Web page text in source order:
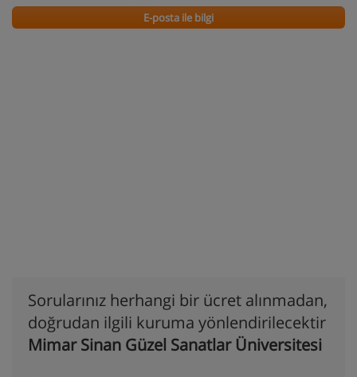
E-posta ile bilgi
Sorularınız herhangi bir ücret alınmadan,
doğrudan ilgili kuruma yönlendirilecektir
Mimar Sinan Güzel Sanatlar Üniversitesi